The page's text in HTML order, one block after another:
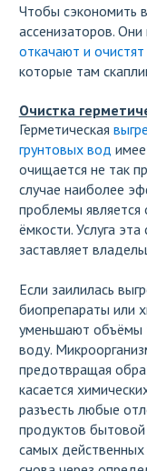
Чтобы сэкономить
ассенизаторов.
откачают и
которые там
Очистка
Герметическая
грунтовых вод
очищается не так
случае наиболее
проблемы является
ёмкости. Услуга
заставляет
Если заилилась
биопрепараты или
уменьшают объёмы
воду.
предотвращая
касается
разъесть любые
продуктов
самых действенных